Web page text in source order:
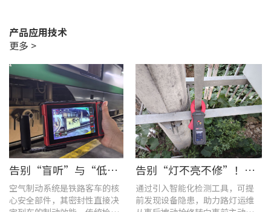
产品应用技术
更多 >
告别“盲听”与“低效” | 优利德智能检测方案助力铁路运维检修提质增效
空气制动系统是铁路客车的核
心安全部件，其密封性直接决
告别“灯不亮不修”！优利德产品组合赋能城市道路照明设施运维更高效
通过引入智能化检测工具，可提
前发现设备隐患，助力路灯运维